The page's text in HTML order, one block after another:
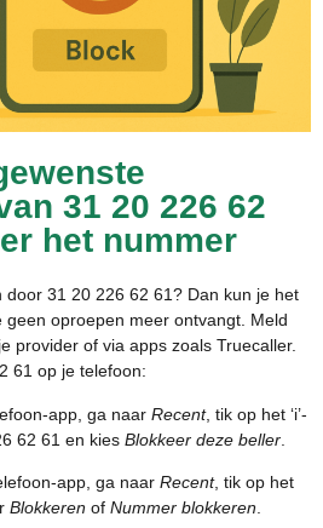
31 20 226 62
het nummer
door 31 20 226 62 61? Dan kun je het
oproepen meer ontvangt. Meld
provider of via apps zoals Truecaller.
61 op je telefoon:
app, ga naar Recent, tik op het ‘i’-
62 61 en kies Blokkeer deze beller
app, ga naar Recent, tik op het
Blokkeren of Nummer blokkeren